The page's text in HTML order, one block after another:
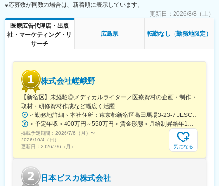
■グループ会社（医療系出版社）の創刊数も業界1位：
グループ会社であるメディカルレビュー社は業界内でトップの自
社創刊数を誇っており、そのグループ会社である同社はその創刊
数の多さを支えています。
・学会で配るチラシやリーフレット・会員獲得のためのダイレク
■働き方
残業時間は10～20時間程とワークライフバランスを整えやすい環
四半期に一回程度の対面で会うキックオフの機会もご用意してお
ります。
■当社について：
当社は、「テクノロジーの力で人々の健康寿命を延ばす」ことを
理念に掲げ、医師専用のWebサービスやアプリを展開していま
す。
当社が提供する「ヒポクラ」は、約70,000人以上の医師が参加す
ンライン医局”として多くの医師に活用されています。
※応募数が同数の場合は、新着順に表示しています。
更新日： 2026/8/8（土）
医療広告代理店・出版
社・マーケティング・リ
サーチ
広島県 転勤なし（勤務地限定）
株式会社嵯峨野
【新宿区】未経験◎メディカルライター／医療資材の企画・制作・
取材・研修資材作成など幅広く活躍
＜勤務地詳細＞本社住所：東京都新宿区高田馬場3-23-7 JESCO高田馬場3F受動喫煙対策：屋内全面禁煙変更の範囲：会社の定める事業所（リモートワーク含む）
＜予定年収＞400万円～550万円＜賃金形態＞月給制昇給年1回、賞与年2回（実績）＜賃金内訳＞月額（基本給）：250,000円～350,000円＜月給＞250,000円～350,000円＜昇給有無＞有＜残業手当＞有＜給与補足＞経験・能力を考慮して決定します賃金はあくまでも目安の金額であり、選考を通じて上下する可能性があります。月給(月額)は固定手当を含めた表記です。
掲載予定期間： 2026/7/6（月） 〜
2026/10/4（日）
更新日： 2026/7/6（月） 気になる
日本ビスカ株式会社